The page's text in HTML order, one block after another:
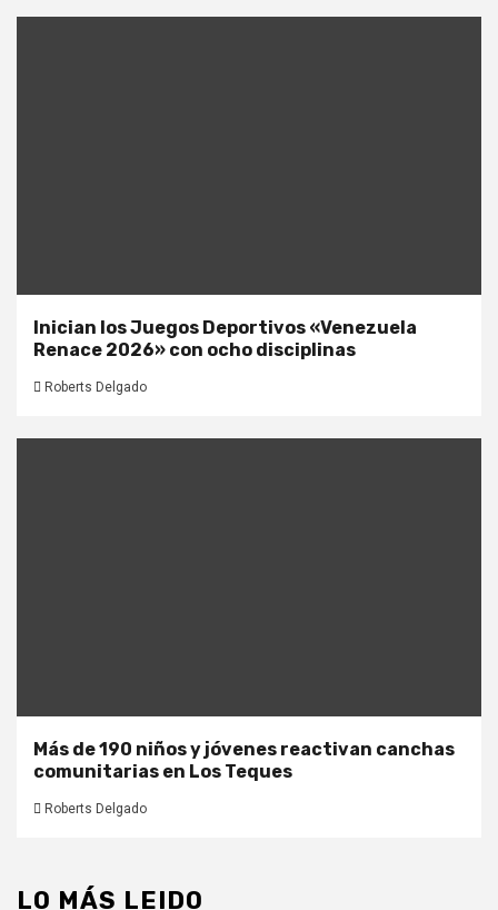
Inician los Juegos Deportivos «Venezuela
Renace 2026» con ocho disciplinas
Roberts Delgado
Más de 190 niños y jóvenes reactivan canchas
comunitarias en Los Teques
Roberts Delgado
LO MÁS LEIDO